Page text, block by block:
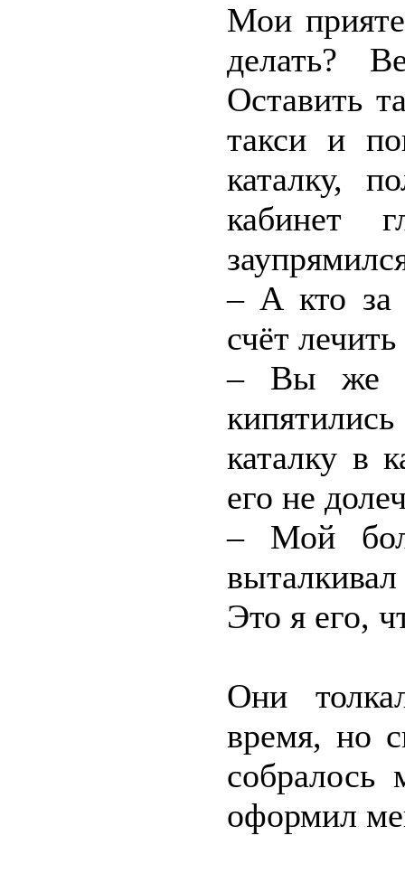
Мои
делать?
Оставить
такси и
каталку,
кабинет
– А кто за
счёт
– Вы же
каталку в
его не
– Мой
Это я его,
Они
время, но
оформил